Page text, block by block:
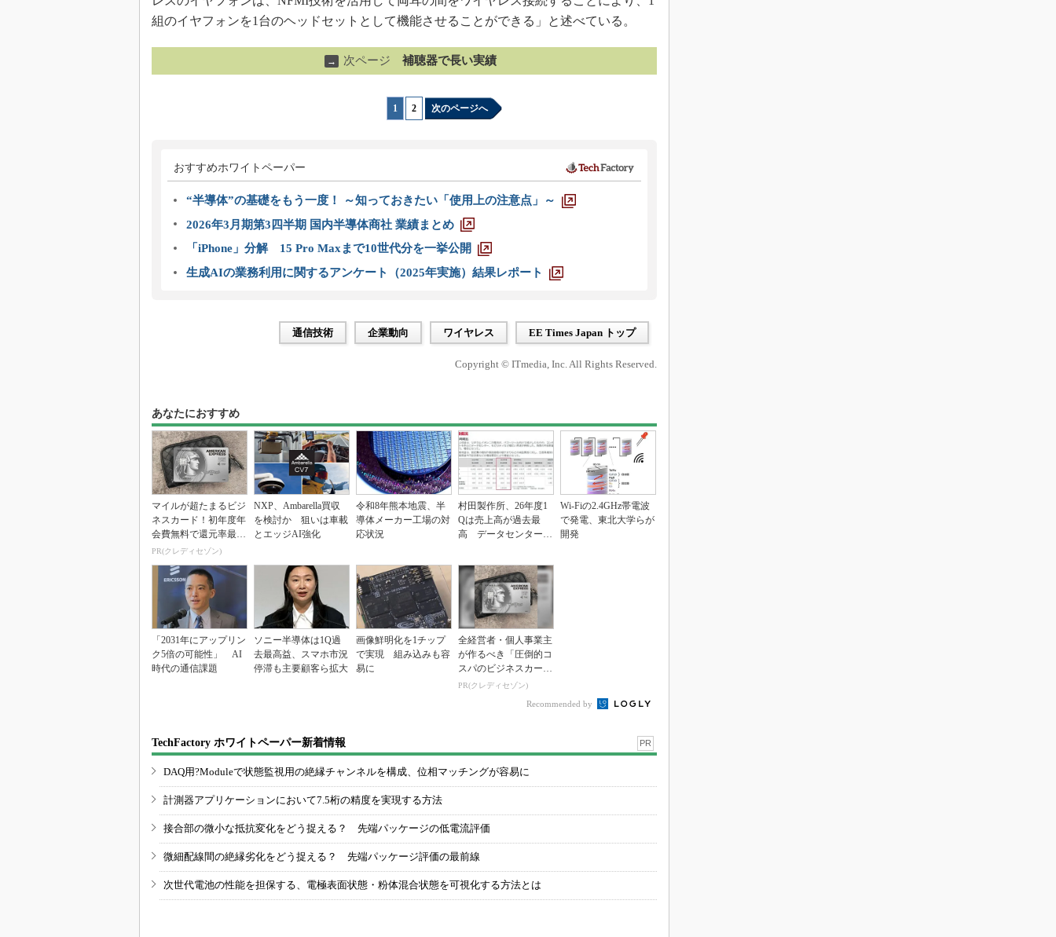
組のイヤフォンを1台のヘッドセットとして機能させることができる」と述べている。
→ 次ページ 補聴器で長い実績
1 2 次のページへ
おすすめホワイトペーパー
“半導体”の基礎をもう一度！ ～知っておきたい「使用上の注意点」～
2026年3月期第3四半期 国内半導体商社 業績まとめ
「iPhone」分解 15 Pro Maxまで10世代分を一挙公開
生成AIの業務利用に関するアンケート（2025年実施）結果レポート
通信技術 企業動向 ワイヤレス EE Times Japan トップ
Copyright © ITmedia, Inc. All Rights Reserved.
あなたにおすすめ
マイルが超たまるビジ
ネスカード！初年度年
会費無料で還元率最大
1.125%
PR(クレディセゾン)
NXP、Ambarella買収
を検討か 狙いは車載
とエッジAI強化
令和8年熊本地震、半
導体メーカー工場の対
応状況
村田製作所、26年度1
Qは売上高が過去最
高 データセンター関
Wi-Fiの2.4GHz帯電波
で発電、東北大学らが
開発
「2031年にアップリン
ク5倍の可能性」 AI
時代の通信課題
ソニー半導体は1Q過
去最高益、スマホ市況
停滞も主要顧客ら拡大
画像鮮明化を1チップ
で実現 組み込みも容
易に
全経営者・個人事業主
が作るべき「圧倒的コ
スパのビジネスカー
ド」
PR(クレディセゾン)
Recommended by
TechFactory ホワイトペーパー新着情報 PR
DAQ用?Moduleで状態監視用の絶縁チャンネルを構成、位相マッチングが容易に
計測器アプリケーションにおいて7.5桁の精度を実現する方法
接合部の微小な抵抗変化をどう捉える？ 先端パッケージの低電流評価
微細配線間の絶縁劣化をどう捉える？ 先端パッケージ評価の最前線
次世代電池の性能を担保する、電極表面状態・粉体混合状態を可視化する方法とは